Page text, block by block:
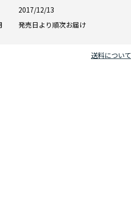
2017/12/13
発売日より順次お届け
送料について